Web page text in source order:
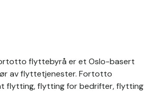
flyttebyrå er et Oslo-basert
av flyttetjenester. Fortotto
flytting, flytting for bedrifter, flytting